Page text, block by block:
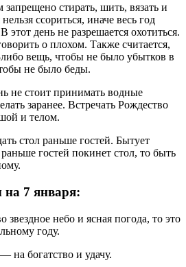
стирать, шить, вязать и
ссориться, иначе весь год
этот день не разрешается охотиться.
о плохом. Также считается,
либо вещь, чтобы не было убытков в
не было беды.
не стоит принимать водные
заранее. Встречать Рождество
и телом.
стол раньше гостей. Бытует
гостей покинет стол, то быть
7 января:
звездное небо и ясная погода, то это
году.
на богатство и удачу.